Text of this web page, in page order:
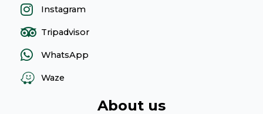
Instagram
Tripadvisor
WhatsApp
Waze
About us